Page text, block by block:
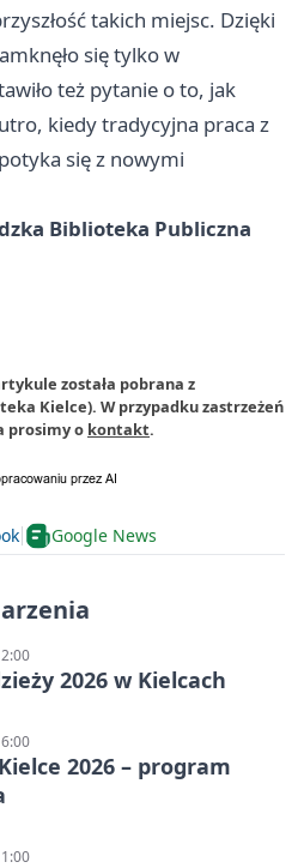
takich miejsc. Dzięki
się tylko w
też pytanie o to, jak
kiedy tradycyjna praca z
się z nowymi
Biblioteka Publiczna
została pobrana z
Kielce). W przypadku zastrzeżeń
prosimy o kontakt.
Google News
2026 w Kielcach
2026 – program